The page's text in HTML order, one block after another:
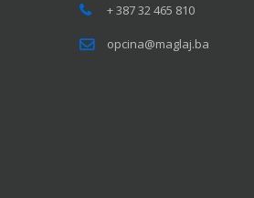
+ 387 32 465 810
opcina@maglaj.ba